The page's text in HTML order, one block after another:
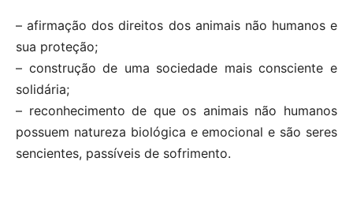
– afirmação dos direitos dos animais não humanos e
sua proteção;
– construção de uma sociedade mais consciente e
solidária;
– reconhecimento de que os animais não humanos
possuem natureza biológica e emocional e são seres
sencientes, passíveis de sofrimento.